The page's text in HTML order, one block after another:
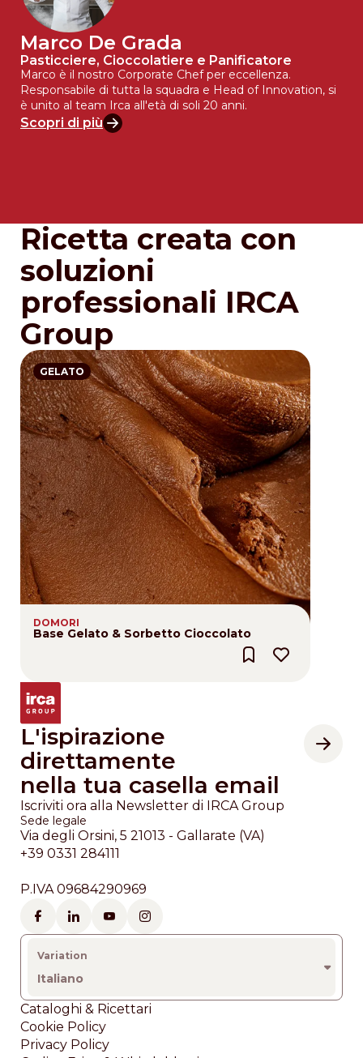
Marco De Grada
Pasticciere, Cioccolatiere e Panificatore
Marco è il nostro Corporate Chef per eccellenza.
Responsabile di tutta la squadra e Head of Innovation, si
è unito al team Irca all'età di soli 20 anni.
Scopri di più
Ricetta creata con
soluzioni
professionali IRCA
Group
GELATO
DOMORI
Base Gelato & Sorbetto Cioccolato
L'ispirazione
direttamente
nella tua casella email
Iscriviti ora alla Newsletter di IRCA Group
Sede legale
Via degli Orsini, 5 21013 - Gallarate (VA)
+39 0331 284111
P.IVA 09684290969
Italiano
Footer
Cataloghi & Ricettari
Cookie Policy
Privacy Policy